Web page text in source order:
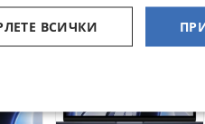
ВСИЧКИ